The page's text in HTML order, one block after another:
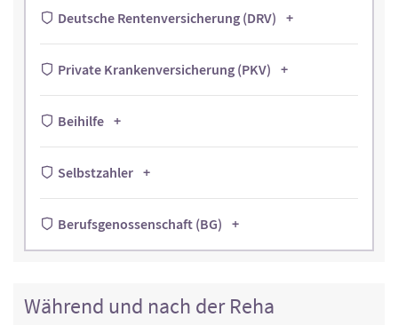
Deutsche Rentenversicherung (DRV)
Private Krankenversicherung (PKV)
Beihilfe
Selbstzahler
Berufsgenossenschaft (BG)
Während und nach der Reha